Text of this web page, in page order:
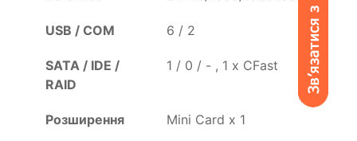
USB / COM 6 / 2
SATA / IDE /
RAID
1 / 0 / - , 1 x CFast
Розширення Mini Card x 1